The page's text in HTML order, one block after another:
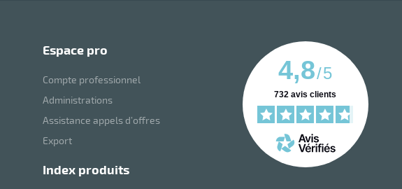
espace pro
Compte professionnel
Administrations
Assistance appels d’offres
Export
index produits
4,8/5
732 avis clients